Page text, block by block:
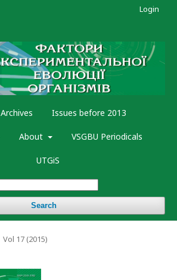
Archives Issues before 2013
About VSGBU Periodicals
UTGiS
Search
Login
Vol 17 (2015)